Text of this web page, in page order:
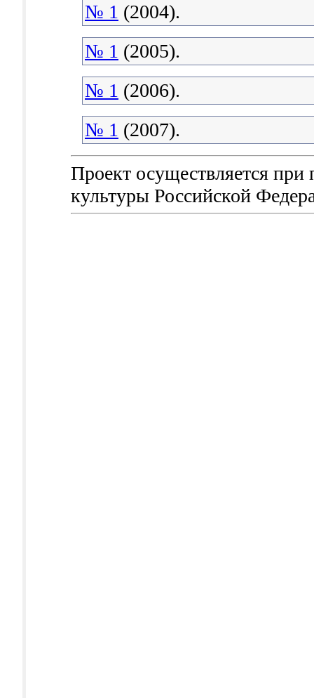
№ 1 (2004).
№ 1 (2005).
№ 1 (2006).
№ 1 (2007).
Проект осуществляется
культуры Российской